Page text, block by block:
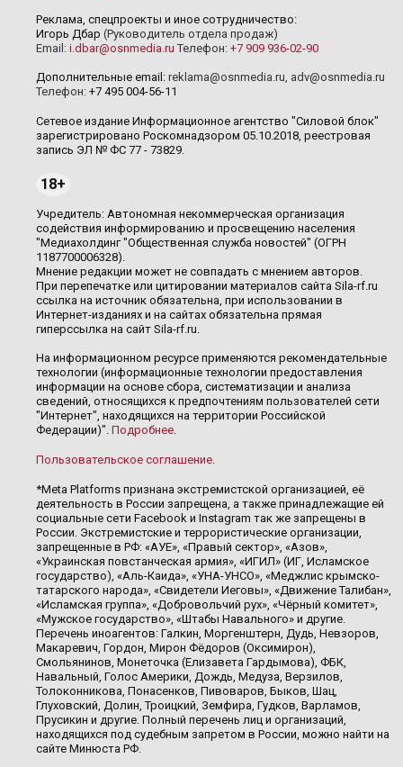
Реклама, спецпроекты и иное сотрудничество:
Игорь Дбар (Руководитель отдела продаж)
Email: i.dbar@osnmedia.ru Телефон: +7 909 936-02-90
Дополнительные email: reklama@osnmedia.ru, adv@osnmedia.ru
Телефон: +7 495 004-56-11
Сетевое издание Информационное агентство "Силовой блок"
зарегистрировано Роскомнадзором 05.10.2018, реестровая
запись ЭЛ № ФС 77 - 73829.
18+
Учредитель: Автономная некоммерческая организация
содействия информированию и просвещению населения
"Медиахолдинг "Общественная служба новостей" (ОГРН
1187700006328).
Мнение редакции может не совпадать с мнением авторов.
При перепечатке или цитировании материалов сайта Sila-rf.ru
ссылка на источник обязательна, при использовании в
Интернет-изданиях и на сайтах обязательна прямая
гиперссылка на сайт Sila-rf.ru.
На информационном ресурсе применяются рекомендательные
технологии (информационные технологии предоставления
информации на основе сбора, систематизации и анализа
сведений, относящихся к предпочтениям пользователей сети
"Интернет", находящихся на территории Российской
Федерации)". Подробнее.
Пользовательское соглашение.
*Meta Platforms признана экстремистской организацией, её
деятельность в России запрещена, а также принадлежащие ей
социальные сети Facebook и Instagram так же запрещены в
России. Экстремистские и террористические организации,
запрещенные в РФ: «АУЕ», «Правый сектор», «Азов»,
«Украинская повстанческая армия», «ИГИЛ» (ИГ, Исламское
государство), «Аль-Каида», «УНА-УНСО», «Меджлис крымско-
татарского народа», «Свидетели Иеговы», «Движение Талибан»,
«Исламская группа», «Добровольчий рух», «Чёрный комитет»,
«Мужское государство», «Штабы Навального» и другие.
Перечень иноагентов: Галкин, Моргенштерн, Дудь, Невзоров,
Макаревич, Гордон, Мирон Фёдоров (Оксимирон),
Смольянинов, Монеточка (Елизавета Гардымова), ФБК,
Навальный, Голос Америки, Дождь, Медуза, Верзилов,
Толоконникова, Понасенков, Пивоваров, Быков, Шац,
Глуховский, Долин, Троицкий, Земфира, Гудков, Варламов,
Прусикин и другие. Полный перечень лиц и организаций,
находящихся под судебным запретом в России, можно найти на
сайте Минюста РФ.